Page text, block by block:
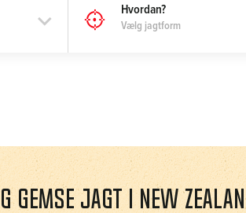
Vælg jagtform
Gemse jagt i New